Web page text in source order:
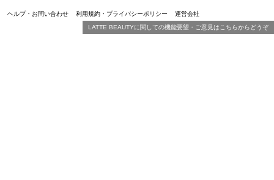
ヘルプ・お問い合わせ 利用規約・プライバシーポリシー
運営会社
LATTE BEAUTYに関しての機能要望・ご意見はこちらからどうぞ